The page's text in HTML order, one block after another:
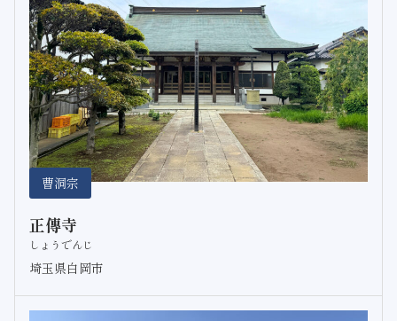
曹洞宗
正傳寺
しょうでんじ
埼玉県白岡市